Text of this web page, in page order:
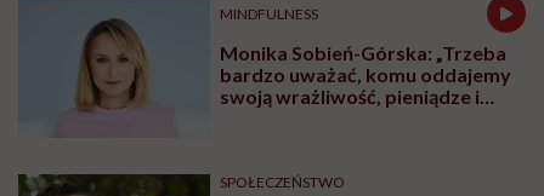
MINDFULNESS
Monika Sobień-Górska: „Trzeba
bardzo uważać, komu oddajemy
swoją wrażliwość, pieniądze i
SPOŁECZEŃSTWO